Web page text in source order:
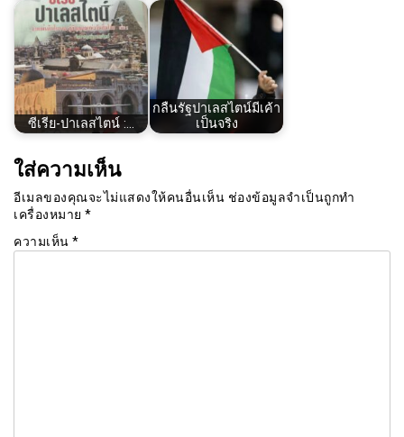
ซีเรีย​-ปาเลสไตน์​ :…
กลืนรัฐปาเลสไตน์มีเค้า
เป็นจริง
ใส่ความเห็น
อีเมลของคุณจะไม่แสดงให้คนอื่นเห็น ช่องข้อมูลจำเป็นถูกทำ
เครื่องหมาย *
ความเห็น *